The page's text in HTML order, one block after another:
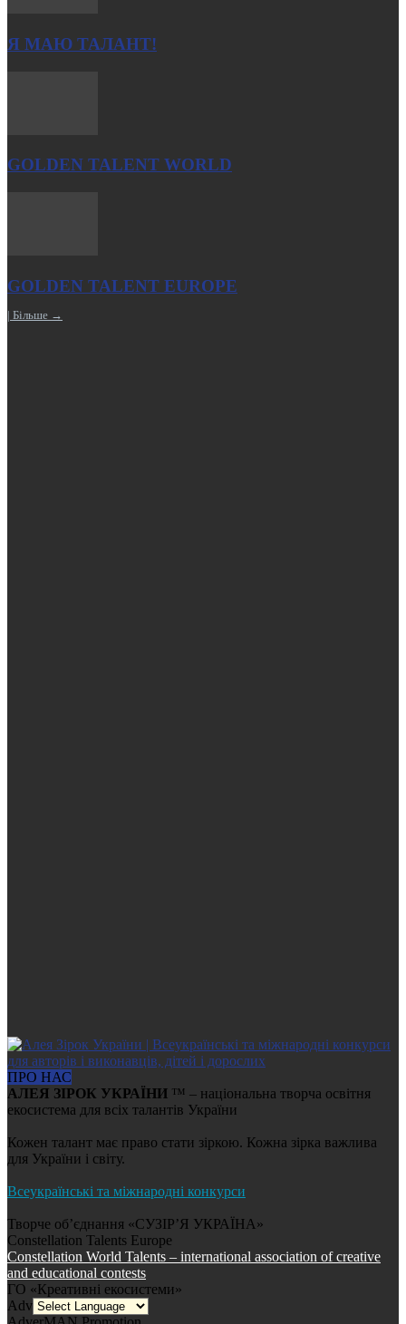
Я МАЮ ТАЛАНТ!
GOLDEN TALENT WORLD
GOLDEN TALENT EUROPE
| Більше →
ПРО НАС
АЛЕЯ ЗІРОК УКРАЇНИ ™ – національна творча освітня
екосистема для всіх талантів України
Кожен талант має право стати зіркою. Кожна зірка важлива
для України і світу.
Всеукраїнські та міжнародні конкурси
Творче об’єднання «СУЗІР’Я УКРАЇНА»
Constellation Talents Europe
Constellation World Talents – international association of creative
and educational contests
ГО «Креативні екосистеми»
AdverMAN Education